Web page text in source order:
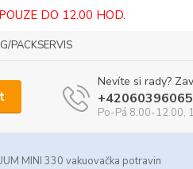
DO 12.00 HOD.
PACKSERVIS
Nevíte si rady?
Po-Pá 8.00-12.00,
MINI 330 vakuovačka potravin